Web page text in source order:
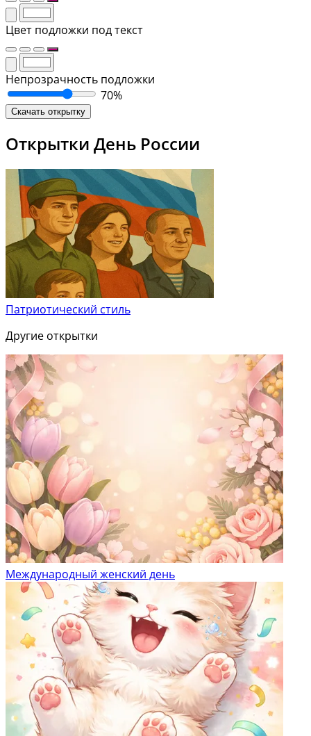
Цвет подложки под текст
Непрозрачность подложки
70%
Скачать открытку
Открытки День России
Патриотический стиль
Другие открытки
Международный женский день